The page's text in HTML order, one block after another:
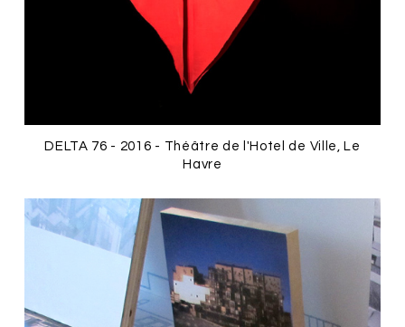
DELTA 76 - 2016 - Théâtre de l'Hotel de Ville, Le
Havre